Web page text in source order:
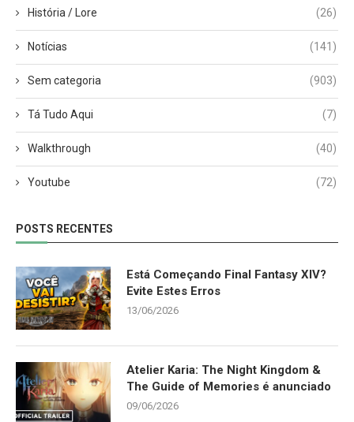
História / Lore (26)
Notícias (141)
Sem categoria (903)
Tá Tudo Aqui (7)
Walkthrough (40)
Youtube (72)
POSTS RECENTES
Está Começando Final Fantasy XIV?
Evite Estes Erros
13/06/2026
Atelier Karia: The Night Kingdom &
The Guide of Memories é anunciado
09/06/2026